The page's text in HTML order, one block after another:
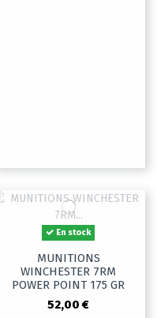
En stock
MUNITIONS
WINCHESTER 7RM
POWER POINT 175 GR
52,00 €